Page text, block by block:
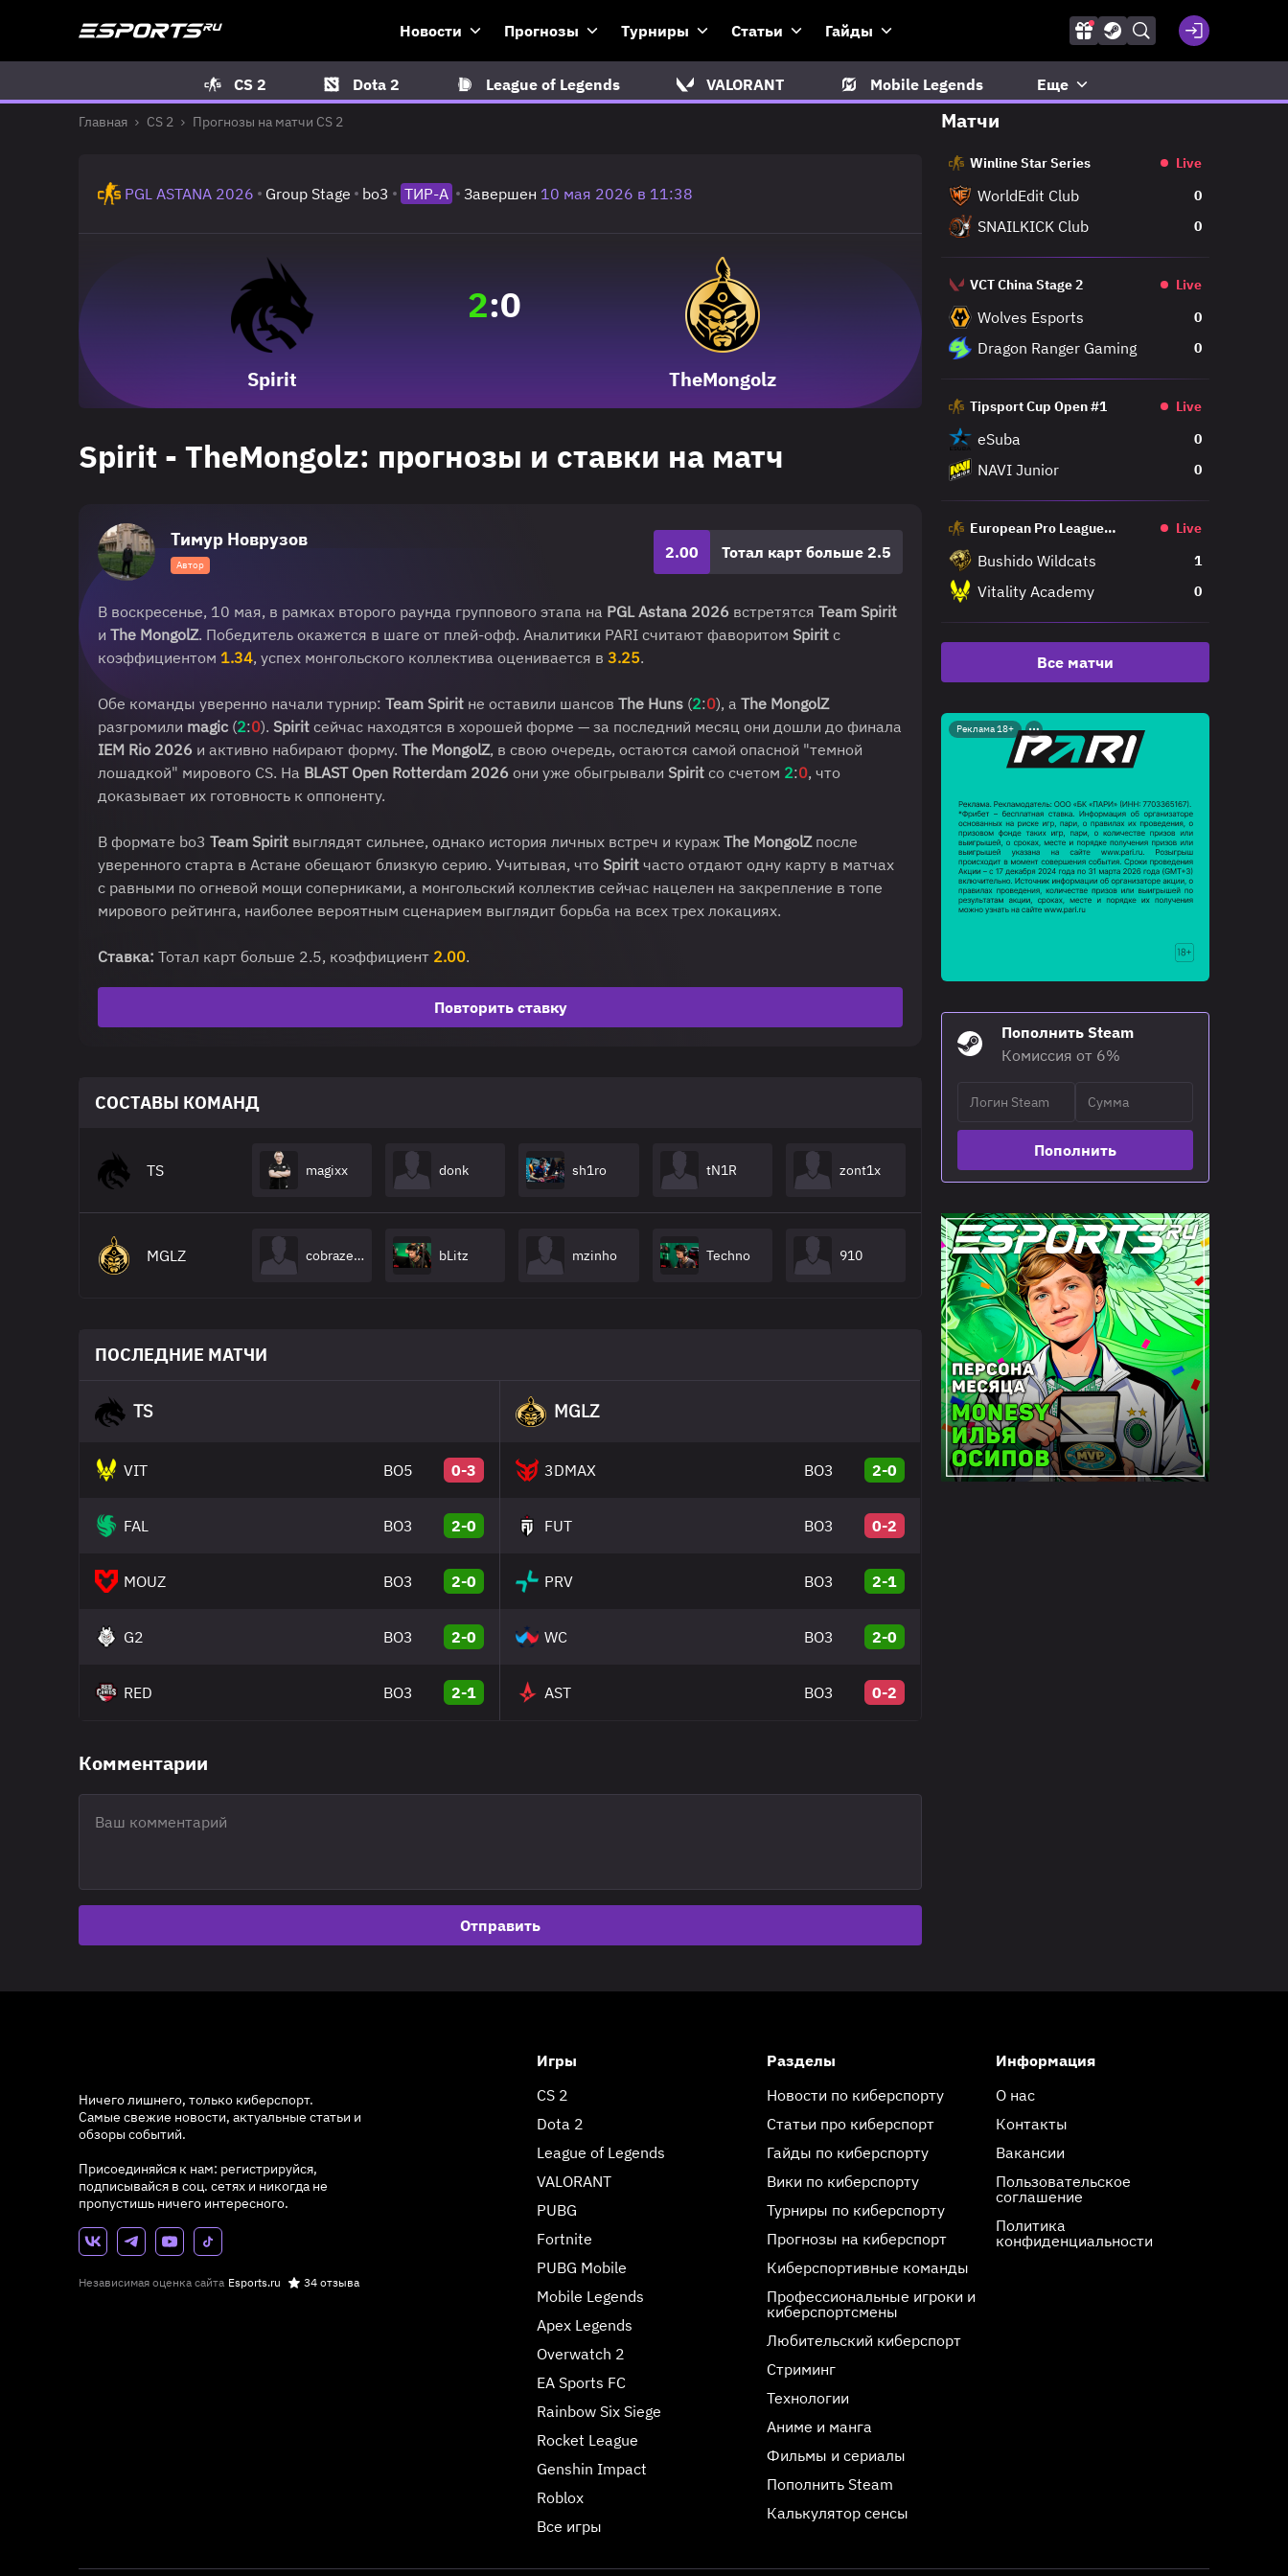
Новости Прогнозы Турниры Статьи Гайды
CS 2 Dota 2 League of Legends VALORANT Mobile Legends Еще
Главная CS 2 Прогнозы на матчи CS 2
PGL ASTANA 2026 Group Stage bo3 ТИР-A Завершен 10 мая 2026 в 11:38
Spirit
2:0
TheMongolz
Spirit - TheMongolz: прогнозы и ставки на матч
Тимур Новрузов
Автор
2.00 Тотал карт больше 2.5
В воскресенье, 10 мая, в рамках второго раунда группового этапа на PGL Astana 2026 встретятся Team Spirit
и The MongolZ. Победитель окажется в шаге от плей-офф. Аналитики PARI считают фаворитом Spirit с
коэффициентом 1.34, успех монгольского коллектива оценивается в 3.25.
Обе команды уверенно начали турнир: Team Spirit не оставили шансов The Huns (2:0), а The MongolZ
разгромили magic (2:0). Spirit сейчас находятся в хорошей форме — за последний месяц они дошли до финала
IEM Rio 2026 и активно набирают форму. The MongolZ, в свою очередь, остаются самой опасной "темной
лошадкой" мирового CS. На BLAST Open Rotterdam 2026 они уже обыгрывали Spirit со счетом 2:0, что
доказывает их готовность к оппоненту.
В формате bo3 Team Spirit выглядят сильнее, однако история личных встреч и кураж The MongolZпосле
уверенного старта в Астане обещают близкую серию. Учитывая, что Spirit часто отдают одну карту в матчах
с равными по огневой мощи соперниками, а монгольский коллектив сейчас нацелен на закрепление в топе
мирового рейтинга, наиболее вероятным сценарием выглядит борьба на всех трех локациях.
Ставка: Тотал карт больше 2.5, коэффициент 2.00.
Повторить ставку
СОСТАВЫ КОМАНД
TS magixx donk sh1ro tN1R zont1x
MGLZ cobrazera bLitz mzinho Techno 910
ПОСЛЕДНИЕ МАТЧИ
TS
VIT BO5 0-3
FAL BO3 2-0
MOUZ BO3 2-0
G2 BO3 2-0
RED BO3 2-1
MGLZ
3DMAX BO3 2-0
FUT BO3 0-2
PRV BO3 2-1
WC BO3 2-0
AST BO3 0-2
Комментарии
Отправить
Матчи
Winline Star Series Live
WorldEdit Club 0
SNAILKICK Club 0
VCT China Stage 2 Live
Wolves Esports 0
Dragon Ranger Gaming 0
Tipsport Cup Open #1 Live
eSuba 0
NAVI Junior 0
European Pro League
Live
Bushido Wildcats 1
Vitality Academy 0
Все матчи
Реклама 18+
Пополнить Steam
Комиссия от 6%
Пополнить
Ничего лишнего, только киберспорт.
Самые свежие новости, актуальные статьи и
обзоры событий.
Присоединяйся к нам: регистрируйся,
подписывайся в соц. сетях и никогда не
пропустишь ничего интересного.
Независимая оценка сайта Esports.ru 34 отзыва
Игры
CS 2
Dota 2
League of Legends
VALORANT
PUBG
Fortnite
PUBG Mobile
Mobile Legends
Apex Legends
Overwatch 2
EA Sports FC
Rainbow Six Siege
Rocket League
Genshin Impact
Roblox
Все игры
Разделы
Новости по киберспорту
Статьи про киберспорт
Гайды по киберспорту
Вики по киберспорту
Турниры по киберспорту
Прогнозы на киберспорт
Киберспортивные команды
Профессиональные игроки и
киберспортсмены
Любительский киберспорт
Стриминг
Технологии
Аниме и манга
Фильмы и сериалы
Пополнить Steam
Калькулятор сенсы
Информация
О нас
Контакты
Вакансии
Пользовательское
соглашение
Политика
конфиденциальности